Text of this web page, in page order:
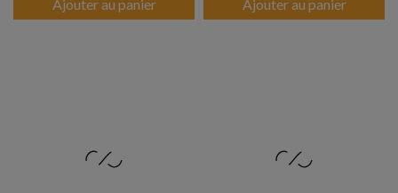
Ajouter au panier Ajouter au panier